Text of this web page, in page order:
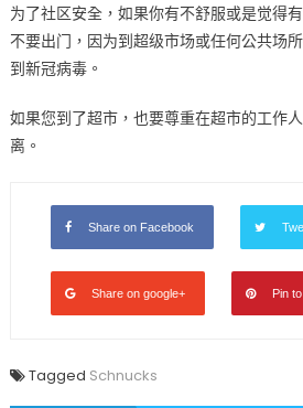
工
新
毒
为了社区安全，如果你有不舒服或是觉得
不要出门，因为到超级市场或任何公共场
到新冠病毒。
如果您到了超市，也要尊重在超市的工作
离。
Share on Facebook
Share on google+ Pin
Tagged Schnucks